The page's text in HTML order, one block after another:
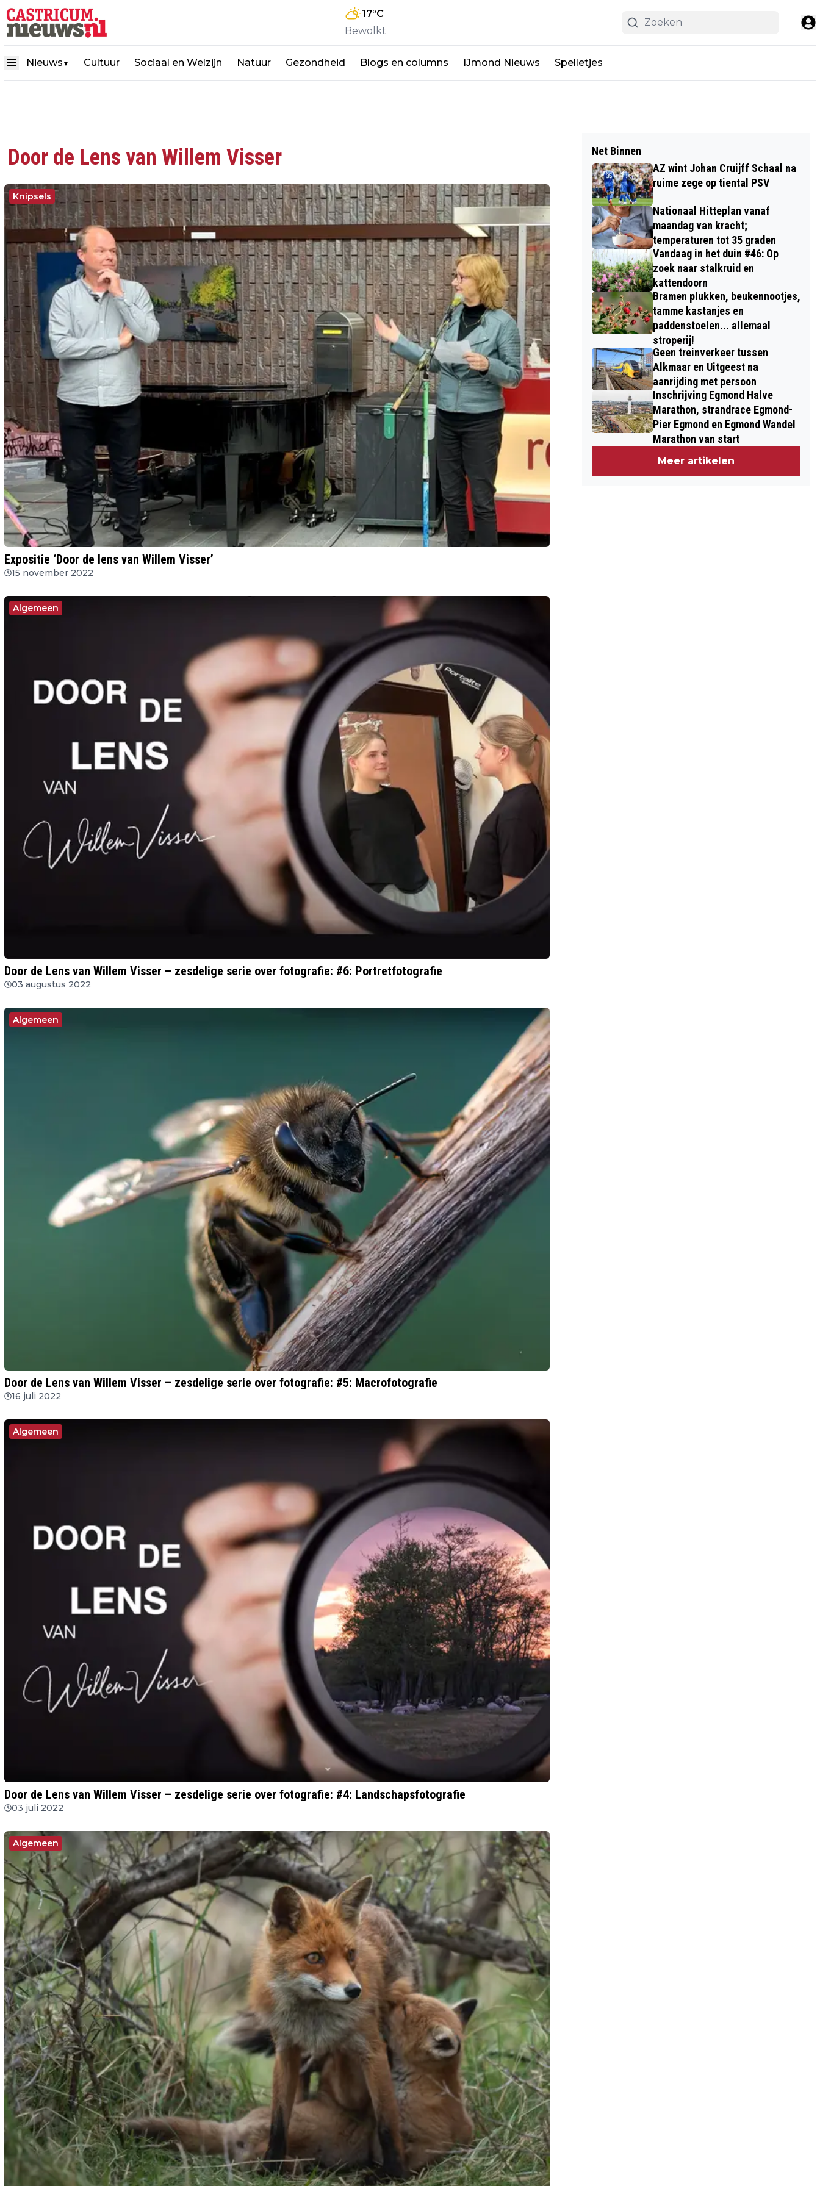
17°C
Bewolkt
Nieuws ▼ Cultuur Sociaal en Welzijn Natuur Gezondheid Blogs en columns IJmond Nieuws Spelletjes
Door de Lens van Willem Visser
Knipsels
Expositie ‘Door de lens van Willem Visser’
15 november 2022
Algemeen
Door de Lens van Willem Visser – zesdelige serie over fotografie: #6: Portretfotografie
03 augustus 2022
Algemeen
Door de Lens van Willem Visser – zesdelige serie over fotografie: #5: Macrofotografie
16 juli 2022
Algemeen
Door de Lens van Willem Visser – zesdelige serie over fotografie: #4: Landschapsfotografie
03 juli 2022
Algemeen
Net Binnen
AZ wint Johan Cruijff Schaal na
ruime zege op tiental PSV
Nationaal Hitteplan vanaf
maandag van kracht;
temperaturen tot 35 graden
Vandaag in het duin #46: Op
zoek naar stalkruid en
kattendoorn
Bramen plukken, beukennootjes,
tamme kastanjes en
paddenstoelen... allemaal
stroperij!
Geen treinverkeer tussen
Alkmaar en Uitgeest na
aanrijding met persoon
Inschrijving Egmond Halve
Marathon, strandrace Egmond-
Pier Egmond en Egmond Wandel
Marathon van start
Meer artikelen